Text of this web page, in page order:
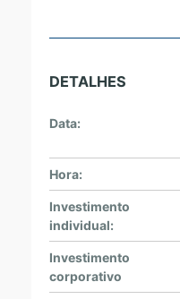
DETALHES
Data:
Hora:
Investimento
individual:
Investimento
corporativo